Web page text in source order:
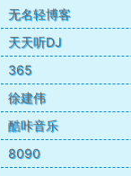
无名轻博客
天天听DJ
365
徐建伟
酷咔音乐
8090